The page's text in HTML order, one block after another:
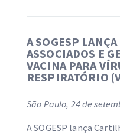
A SOGESP
ASSOCIADOS E
VACINA PARA
RESPIRATÓRIO
São Paulo, 24 de
A SOGESP lança